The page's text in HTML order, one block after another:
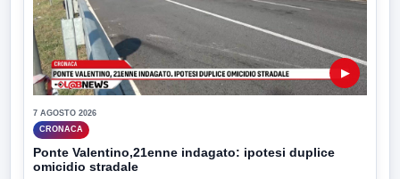
▶
7 AGOSTO 2026
CRONACA
Ponte Valentino,21enne indagato: ipotesi duplice
omicidio stradale